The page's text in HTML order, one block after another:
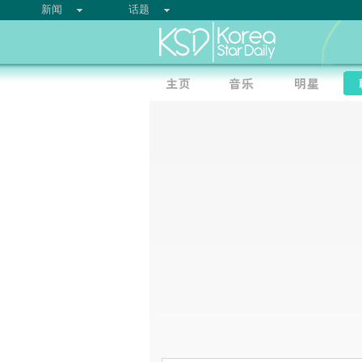
新闻 话题